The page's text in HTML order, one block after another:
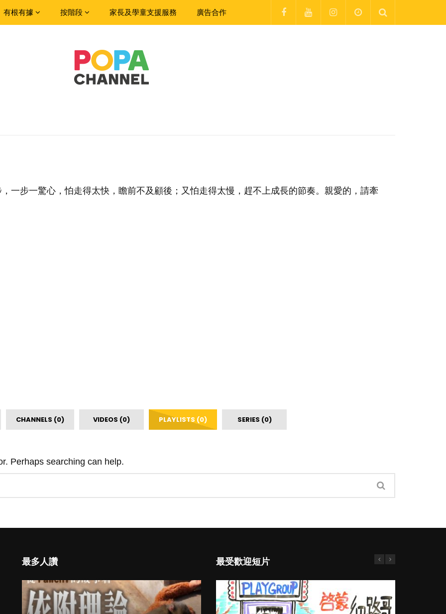
有根有據 按階段 家長及學童支援服務 廣告合作
一步一驚心，怕走得太快，瞻前不及顧後；又怕走得太慢，趕不上成長的節奏。親愛的，請牽
CHANNELS (0) VIDEOS (0) PLAYLISTS (0) SERIES (0)
Perhaps searching can help.
最多人讚 最受歡迎短片